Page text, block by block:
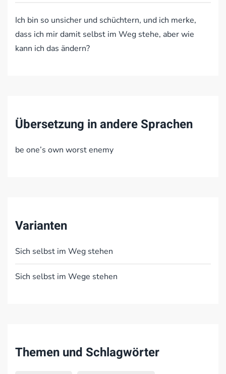
Ich bin so unsicher und schüchtern, und ich merke,
dass ich mir damit selbst im Weg stehe, aber wie
kann ich das ändern?
Übersetzung in andere Sprachen
be one’s own worst enemy
Varianten
Sich selbst im Weg stehen
Sich selbst im Wege stehen
Themen und Schlagwörter